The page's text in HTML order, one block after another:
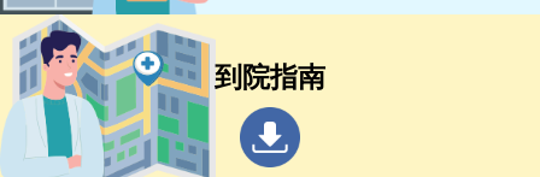
到院指南